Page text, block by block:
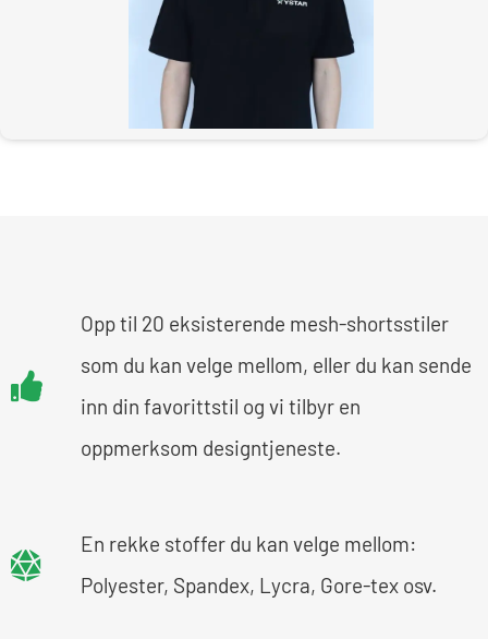
Opp til 20 eksisterende mesh-shortsstiler
som du kan velge mellom, eller du kan sende
inn din favorittstil og vi tilbyr en
oppmerksom designtjeneste.
En rekke stoffer du kan velge mellom:
Polyester, Spandex, Lycra, Gore-tex osv.